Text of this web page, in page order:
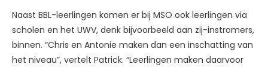
Naast BBL-leerlingen komen er bij MSO ook leerlingen via
scholen en het UWV, denk bijvoorbeeld aan zij-instromers,
binnen. “Chris en Antonie maken dan een inschatting van
het niveau”, vertelt Patrick. “Leerlingen maken daarvoor